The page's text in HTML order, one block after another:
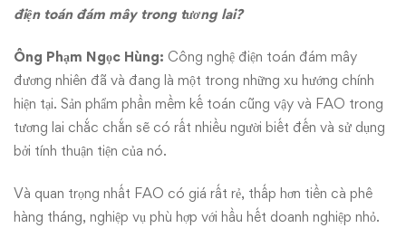
điện toán đám mây trong tương lai?
Ông Phạm Ngọc Hùng: Công nghệ điện toán đám mây
đương nhiên đã và đang là một trong những xu hướng chính
hiện tại. Sản phẩm phần mềm kế toán cũng vậy và FAO trong
tương lai chắc chắn sẽ có rất nhiều người biết đến và sử dụng
bởi tính thuận tiện của nó.
Và quan trọng nhất FAO có giá rất rẻ, thấp hơn tiền cà phê
hàng tháng, nghiệp vụ phù hợp với hầu hết doanh nghiệp nhỏ.